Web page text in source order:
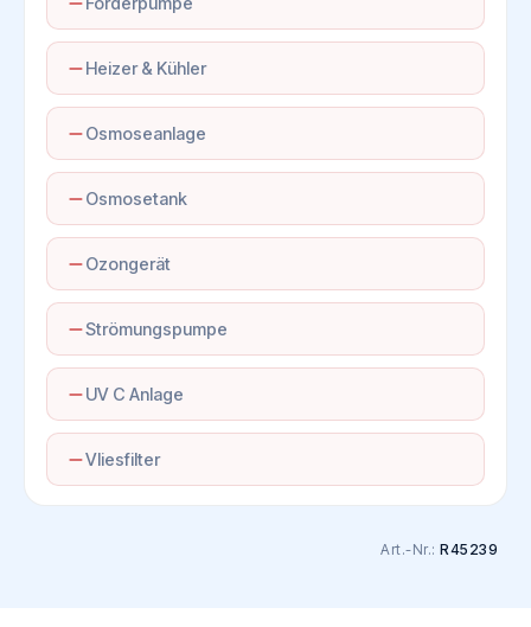
Heizer & Kühler
Osmoseanlage
Osmosetank
Ozongerät
Strömungspumpe
UV C Anlage
Vliesfilter
Art.-Nr.:R45239